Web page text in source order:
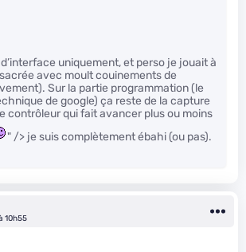
d’interface uniquement, et perso je jouait à
avec moult couinements de
Sur la partie programmation (le
de google) ça reste de la capture
contrôleur qui fait avancer plus ou moins
" /> je suis complètement ébahi (ou pas).
10h55